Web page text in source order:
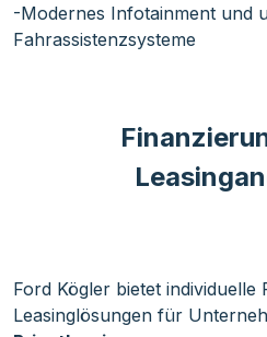
-Modernes Infotainment und
Fahrassistenzsysteme
Ford Kögler bietet individuelle
Leasinglösungen für